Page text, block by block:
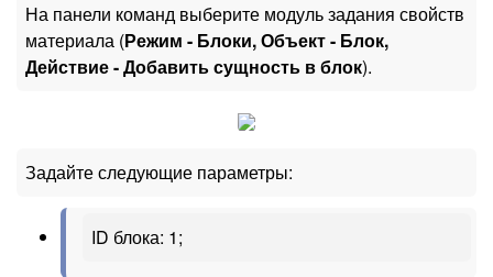
На панели команд выберите модуль задания свойств
материала (Режим - Блоки, Объект - Блок,
Действие - Добавить сущность в блок).
Задайте следующие параметры:
ID блока: 1;